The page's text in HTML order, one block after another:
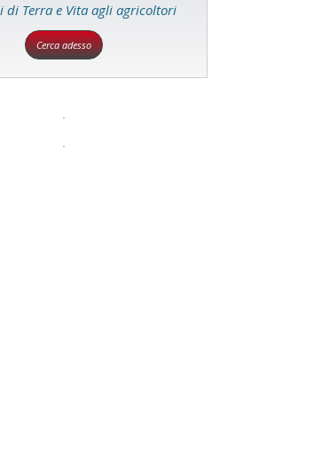
di Terra e Vita agli agricoltori
Cerca adesso